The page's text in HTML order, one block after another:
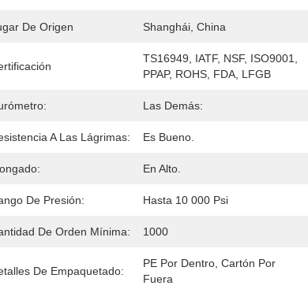
De Origen Shanghái, China
TS16949, IATF, NSF, ISO9001,
PPAP, ROHS, FDA, LFGB
Las Demás:
A Las Lágrimas: Es Bueno.
En Alto.
De Presión: Hasta 10 000 Psi
De Orden Mínima: 1000
De Empaquetado:
PE Por Dentro, Cartón Por
Fuera